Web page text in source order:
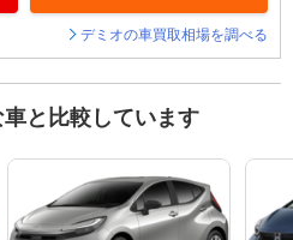
デミオの車買取相場を調べる
と比較しています